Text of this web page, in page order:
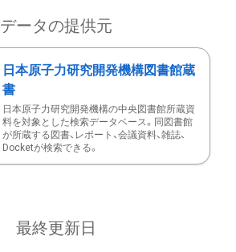
データの提供元
日本原子力研究開発機構図書館蔵
書
日本原子力研究開発機構の中央図書館所蔵資
料を対象とした検索データベース。同図書館
が所蔵する図書、レポート、会議資料、雑誌、
Docketが検索できる。
最終更新日